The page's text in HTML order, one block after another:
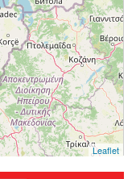
Leaflet